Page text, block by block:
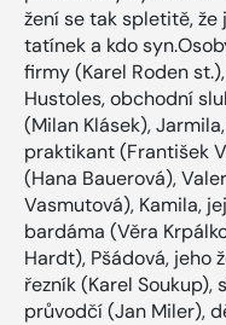
žení se tak spletitě, že
tatínek a kdo
firmy (Karel Roden
Hustoles, obchodní
(Milan Klásek),
praktikant (František
(Hana Bauerová),
Vasmutová), Kamila,
bardáma (Věra
Hardt), Pšádová, jeho
řezník (Karel Soukup),
průvodčí (Jan Miler),